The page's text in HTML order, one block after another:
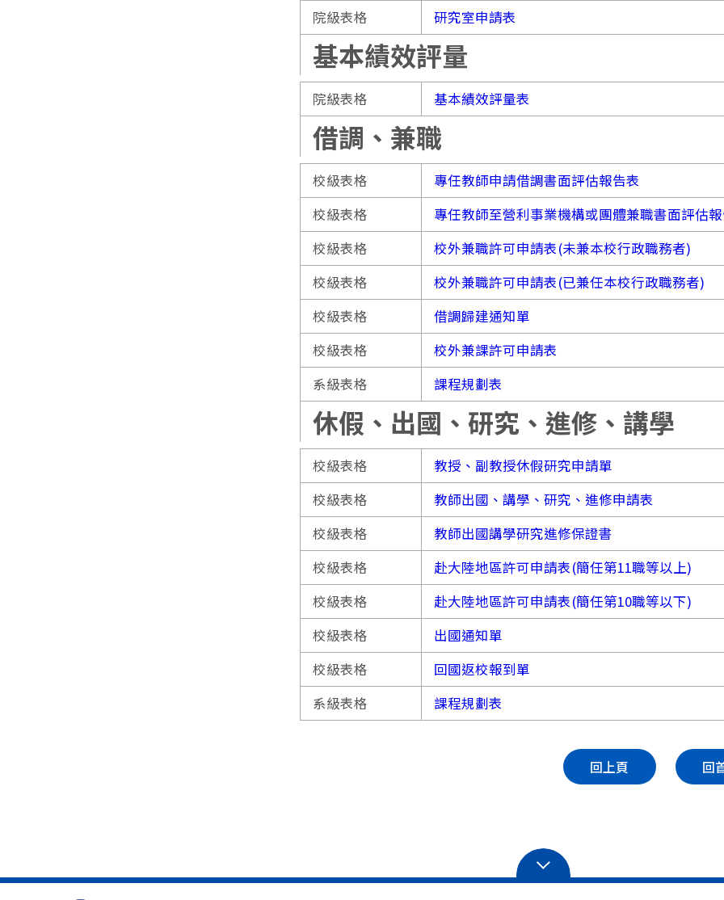
院級表格
研究室申請表
基本績效評量
院級表格 基本績效評量表
借調、兼職
校級表格
專任教師申請借調書面評估報告表
校級表格
專任教師至營利事業機構或團體兼職書面評估
校級表格
校外兼職許可申請表(未兼本校行政職務者)
校級表格
校外兼職許可申請表(已兼任本校行政職務者)
校級表格
借調歸建通知單
校級表格
校外兼課許可申請表
系級表格
課程規劃表
休假、出國、研究、進修、講學
校級表格
教授、副教授休假研究申請單
校級表格
教師出國、講學、研究、進修申請表
校級表格
教師出國講學研究進修保證書
校級表格
赴大陸地區許可申請表(簡任第11職等以上)
校級表格
赴大陸地區許可申請表(簡任第10職等以下)
校級表格
出國通知單
校級表格
回國返校報到單
系級表格
課程規劃表
回上頁 回